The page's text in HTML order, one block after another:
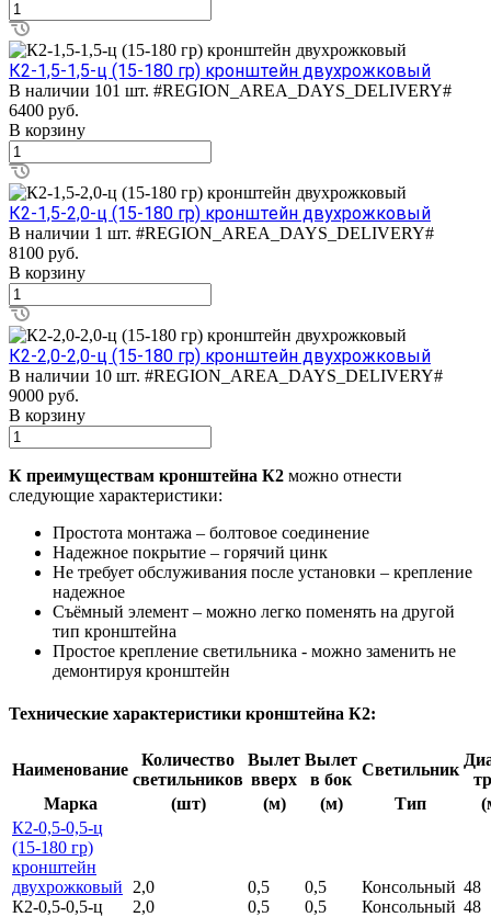
К2-1,5-1,5-ц (15-180 гр) кронштейн двухрожковый
В наличии 101 шт. #REGION_AREA_DAYS_DELIVERY#
6400 руб.
В корзину
К2-1,5-2,0-ц (15-180 гр) кронштейн двухрожковый
В наличии 1 шт. #REGION_AREA_DAYS_DELIVERY#
8100 руб.
В корзину
К2-2,0-2,0-ц (15-180 гр) кронштейн двухрожковый
В наличии 10 шт. #REGION_AREA_DAYS_DELIVERY#
9000 руб.
В корзину
К преимуществам кронштейна К2 можно отнести
следующие характеристики:
Простота монтажа – болтовое соединение
Надежное покрытие – горячий цинк
Не требует обслуживания после установки – крепление
надежное
Съёмный элемент – можно легко поменять на другой
тип кронштейна
Простое крепление светильника - можно заменить не
демонтируя кронштейн
Технические характеристики кронштейна К2:
Наименование
Количество
светильников
Вылет
вверх
Вылет
в бок
Светильник
Марка
(шт) (м) (м) Тип
К2-0,5-0,5-ц
(15-180 гр)
кронштейн
двухрожковый
К2-0,5-0,5-ц
2,0
2,0
0,5
0,5
0,5
0,5
Консольный
Консольный
48
48